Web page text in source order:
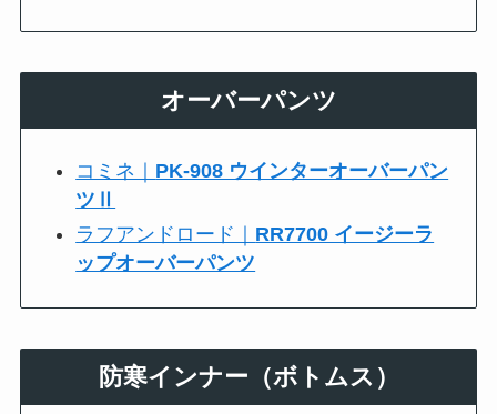
オーバーパンツ
コミネ｜ PK-908 ウインターオーバーパン
ツⅡ
ラフアンドロード｜ RR7700 イージーラ
ップオーバーパンツ
防寒インナー（ボトムス）